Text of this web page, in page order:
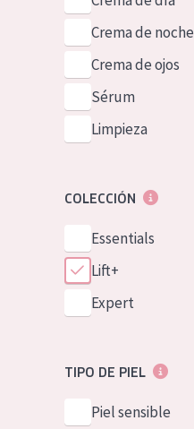
Crema de noche
Crema de ojos
Sérum
Limpieza
COLECCIÓN
Essentials
Lift+
Expert
TIPO DE PIEL
Piel sensible